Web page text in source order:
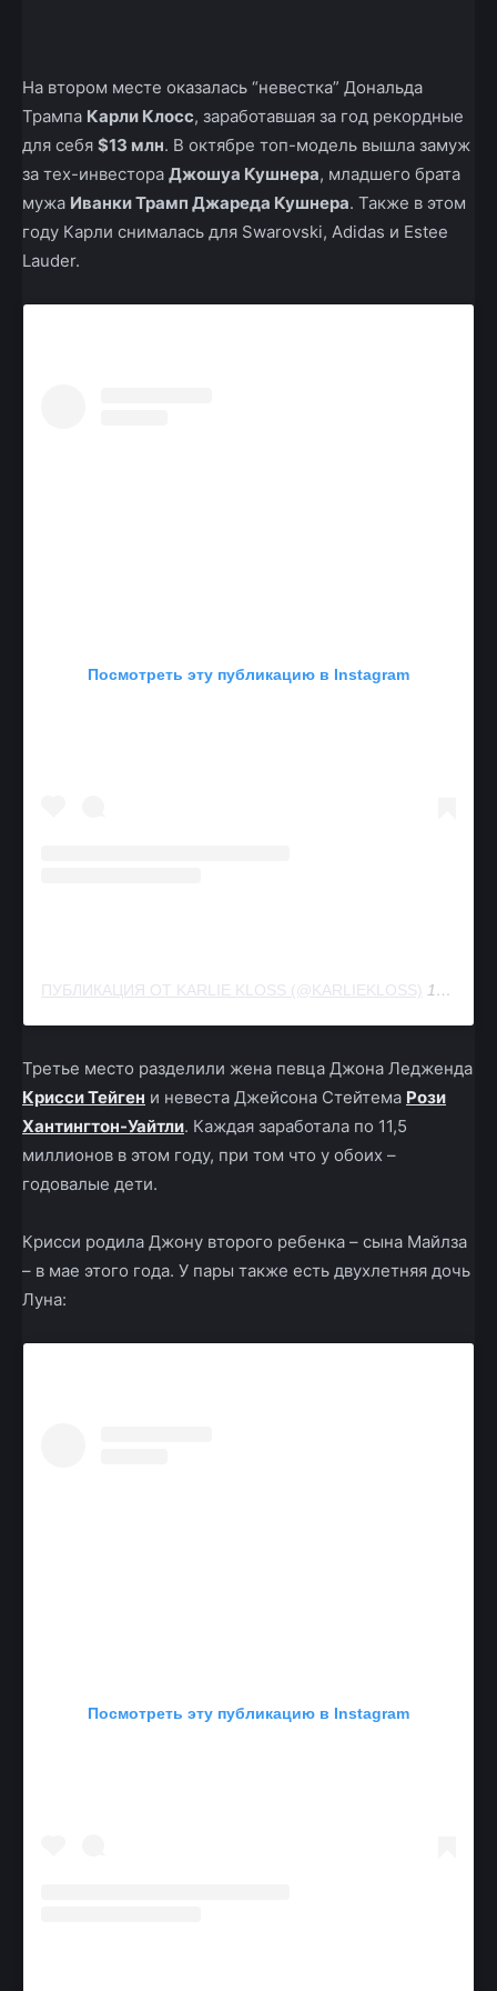
На втором месте оказалась “невестка” Дональда
Трампа Карли Клосс, заработавшая за год рекордные
для себя $13 млн. В октябре топ-модель вышла замуж
за тех-инвестора Джошуа Кушнера, младшего брата
мужа Иванки Трамп Джареда Кушнера. Также в этом
году Карли снималась для Swarovski, Adidas и Estee
Lauder.
Посмотреть эту публикацию в Instagram
ПУБЛИКАЦИЯ ОТ KARLIE KLOSS (@KARLIEKLOSS) 18 ОКТ 2018 В 5:20 PDT
Третье место разделили жена певца Джона Ледженда
Крисси Тейген и невеста Джейсона Стейтема Рози
Хантингтон-Уайтли. Каждая заработала по 11,5
миллионов в этом году, при том что у обоих –
годовалые дети.
Крисси родила Джону второго ребенка – сына Майлза
– в мае этого года. У пары также есть двухлетняя дочь
Луна:
Посмотреть эту публикацию в Instagram